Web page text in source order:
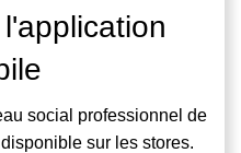
social professionnel de
sur les stores.